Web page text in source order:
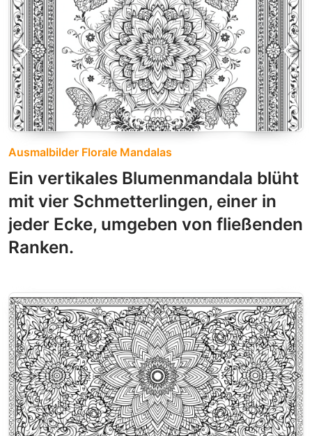
Ausmalbilder Florale Mandalas
Ein vertikales Blumenmandala blüht
mit vier Schmetterlingen, einer in
jeder Ecke, umgeben von fließenden
Ranken.